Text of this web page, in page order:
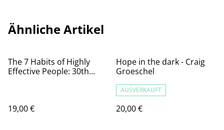
Ähnliche Artikel
The 7 Habits of Highly
Effective People: 30th
19,00 €
Hope in the dark - Craig
Groeschel
AUSVERKAUFT
20,00 €